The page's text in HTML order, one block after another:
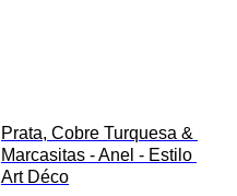
Prata, Cobre Turquesa &
Marcasitas - Anel - Estilo
Art Déco